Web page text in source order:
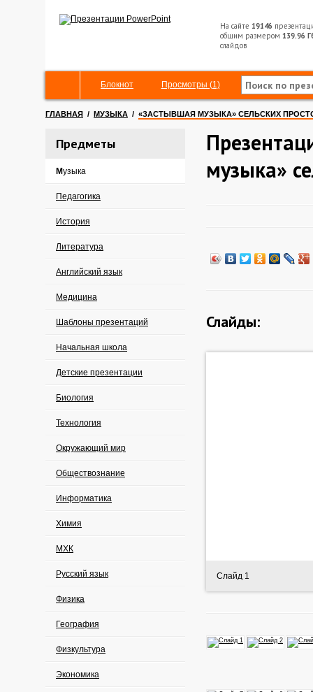
На сайте 19146
общим размером 139.96
слайдов
Блокнот Просмотры (1)
ГЛАВНАЯ / МУЗЫКА / «ЗАСТЫВШАЯ МУЗЫКА» СЕЛЬСКИХ
Предметы
Музыка
Педагогика
История
Литература
Английский язык
Медицина
Шаблоны презентаций
Начальная школа
Детские презентации
Биология
Технология
Окружающий мир
Обществознание
Информатика
Химия
МХК
Русский язык
Физика
География
Физкультура
Экономика
музыка»
Слайды:
Слайд 1